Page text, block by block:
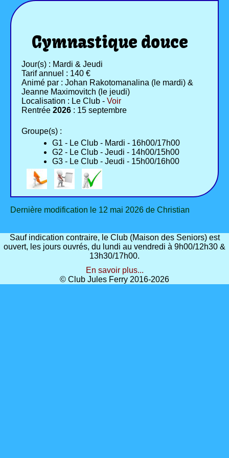
Gymnastique douce
Jour(s) : Mardi & Jeudi
Tarif annuel : 140 €
Animé par : Johan Rakotomanalina (le mardi) &
Jeanne Maximovitch (le jeudi)
Localisation : Le Club - Voir
Rentrée 2026 : 15 septembre
Groupe(s) :
G1 - Le Club - Mardi - 16h00/17h00
G2 - Le Club - Jeudi - 14h00/15h00
G3 - Le Club - Jeudi - 15h00/16h00
Dernière modification le 12 mai 2026 de Christian
Sauf indication contraire, le Club (Maison des Seniors) est
ouvert, les jours ouvrés, du lundi au vendredi à 9h00/12h30 &
13h30/17h00.
En savoir plus...
© Club Jules Ferry 2016-2026